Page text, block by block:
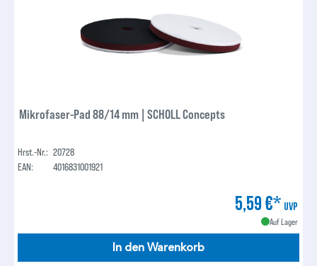
Mikrofaser-Pad 88/14 mm | SCHOLL Concepts
Hrst.-Nr.: 20728
EAN:
4016831001921
5,59 €* UVP
Auf Lager
In den Warenkorb